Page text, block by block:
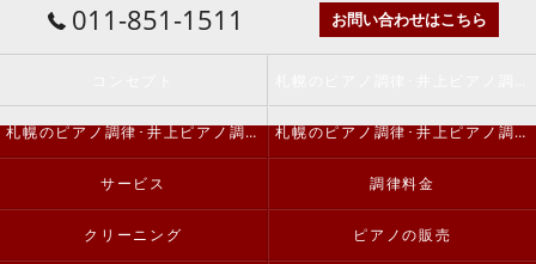
011-851-1511 お問い合わせはこちら
札幌のピアノ調律･井上ピアノ調律事務所の評判 札幌のピアノ調律･井上ピアノ調律事務所のお客様の声
サービス 調律料金
クリーニング ピアノの販売